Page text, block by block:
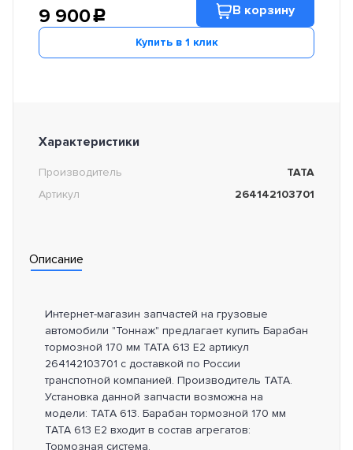
9 900c В корзину
Купить в 1 клик
Характеристики
Производитель
TATA
Артикул
264142103701
Описание
Интернет-магазин запчастей на грузовые
автомобили "Тоннаж" предлагает купить Барабан
тормозной 170 мм TATA 613 E2 артикул
264142103701 с доставкой по России
транспотной компанией. Производитель TATA.
Установка данной запчасти возможна на
модели: TATA 613. Барабан тормозной 170 мм
TATA 613 E2 входит в состав агрегатов:
Тормозная система.